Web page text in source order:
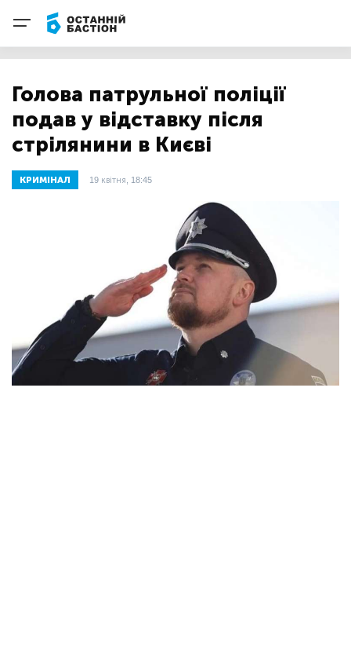
Голова патрульної поліції
подав у відставку після
стрілянини в Києві
КРИМІНАЛ 19 квітня, 18:45